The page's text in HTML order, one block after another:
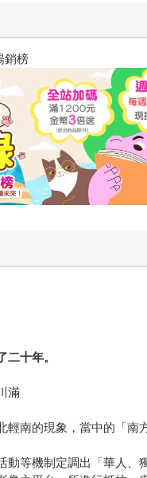
十年。
滿
南的現象，當中的「南
等機制定調出「華人